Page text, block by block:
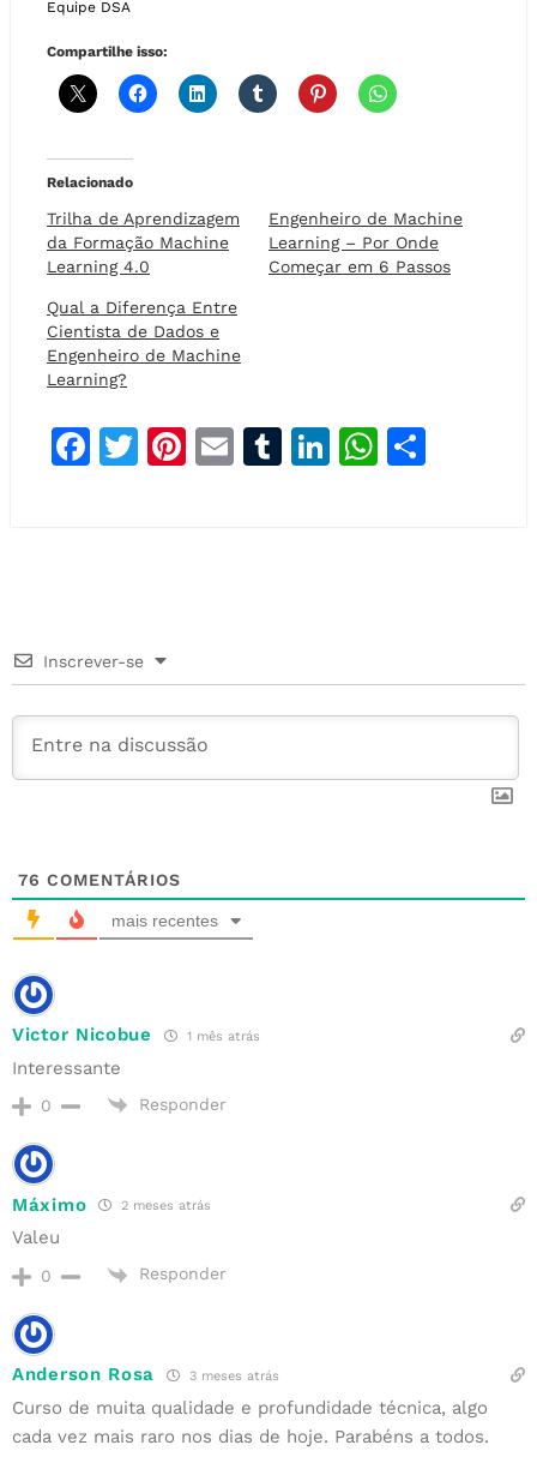
Equipe DSA
Compartilhe isso:
Relacionado
Trilha de Aprendizagem
da Formação Machine
Learning 4.0
Engenheiro de Machine
Learning – Por Onde
Começar em 6 Passos
Qual a Diferença Entre
Cientista de Dados e
Engenheiro de Machine
Learning?
F
o
k
T
Pi
st
E
T
Li W
p
Inscrever-se
76 COMENTÁRIOS
mais recentes
Victor Nicobue 1 mês atrás
Interessante
0 Responder
Máximo 2 meses atrás
Valeu
0 Responder
Anderson Rosa 3 meses atrás
Curso de muita qualidade e profundidade técnica, algo
cada vez mais raro nos dias de hoje. Parabéns a todos.